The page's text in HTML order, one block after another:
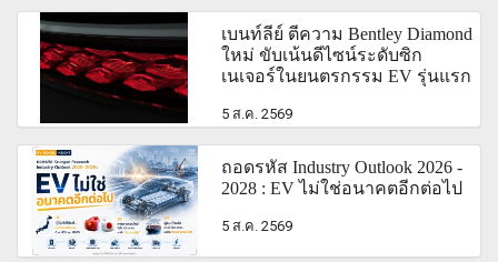
เบนท์ลีย์ ตีความ Bentley Diamond
ใหม่ ขับเน้นดีไซน์ระดับซิก
เนเจอร์ในยนตรกรรม EV รุ่นแรก
5 ส.ค. 2569
ถอดรหัส Industry Outlook 2026 -
2028 : EV ไม่ใช่อนาคตอีกต่อไป
5 ส.ค. 2569